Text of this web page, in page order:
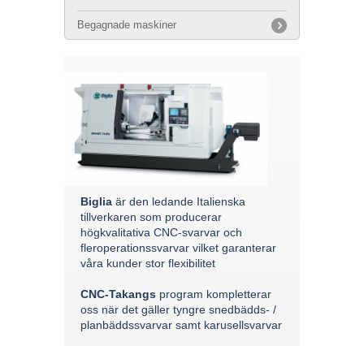
Begagnade maskiner
Biglia är den ledande Italienska
tillverkaren som producerar
högkvalitativa CNC-svarvar och
fleroperationssvarvar vilket garanterar
våra kunder stor flexibilitet
CNC-Takangs program kompletterar
oss när det gäller tyngre snedbädds- /
planbäddssvarvar samt karusellsvarvar